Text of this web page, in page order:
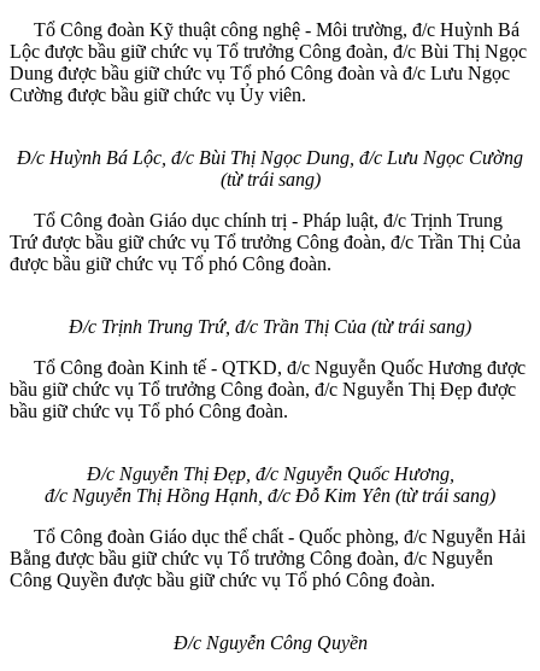
Tổ Công đoàn Kỹ thuật công nghệ - Môi trường, đ/c Huỳnh Bá
Lộc được bầu giữ chức vụ Tổ trưởng Công đoàn, đ/c Bùi Thị Ngọc
Dung được bầu giữ chức vụ Tổ phó Công đoàn và đ/c Lưu Ngọc
Cường được bầu giữ chức vụ Ủy viên.
Đ/c Huỳnh Bá Lộc, đ/c Bùi Thị Ngọc Dung, đ/c Lưu Ngọc Cường
(từ trái sang)
Tổ Công đoàn Giáo dục chính trị - Pháp luật, đ/c Trịnh Trung
Trứ được bầu giữ chức vụ Tổ trưởng Công đoàn, đ/c Trần Thị Của
được bầu giữ chức vụ Tổ phó Công đoàn.
Đ/c Trịnh Trung Trứ, đ/c Trần Thị Của (từ trái sang)
Tổ Công đoàn Kinh tế - QTKD, đ/c Nguyễn Quốc Hương được
bầu giữ chức vụ Tổ trưởng Công đoàn, đ/c Nguyễn Thị Đẹp được
bầu giữ chức vụ Tổ phó Công đoàn.
Đ/c Nguyễn Thị Đẹp, đ/c Nguyễn Quốc Hương,
đ/c Nguyễn Thị Hồng Hạnh, đ/c Đỗ Kim Yên (từ trái sang)
Tổ Công đoàn Giáo dục thể chất - Quốc phòng, đ/c Nguyễn Hải
Bằng được bầu giữ chức vụ Tổ trưởng Công đoàn, đ/c Nguyễn
Công Quyền được bầu giữ chức vụ Tổ phó Công đoàn.
Đ/c Nguyễn Công Quyền